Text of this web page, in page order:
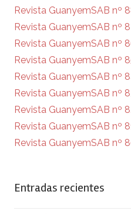
Revista GuanyemSAB nº
Revista GuanyemSAB nº
Revista GuanyemSAB nº
Revista GuanyemSAB nº
Revista GuanyemSAB nº
Revista GuanyemSAB nº
Revista GuanyemSAB nº
Revista GuanyemSAB nº
Revista GuanyemSAB nº
Entradas recientes